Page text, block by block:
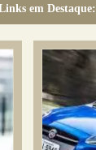
em Destaque: